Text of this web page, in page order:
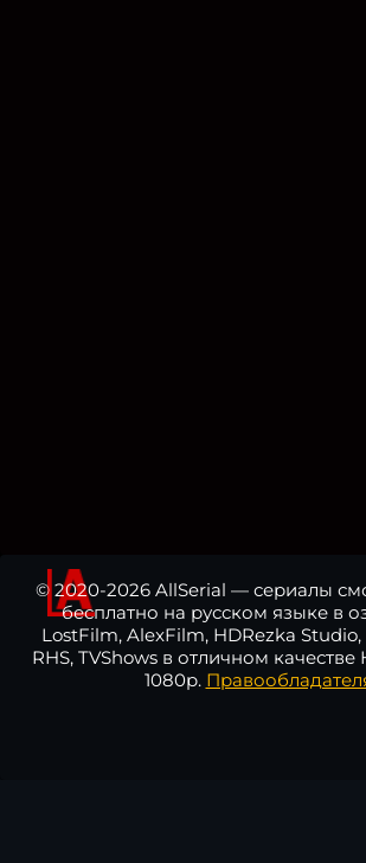
© 2020-2026 AllSerial — сериалы
бесплатно на русском языке в
LostFilm, AlexFilm, HDRezka
RHS, TVShows в отличном
1080p.